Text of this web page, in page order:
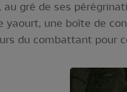
au gré de ses
yaourt, une boîte de
du combattant pour